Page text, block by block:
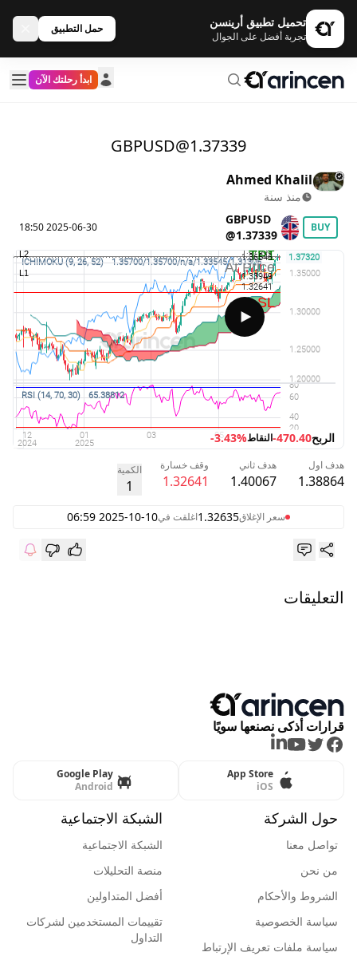
تحميل تطبيق أرينسن
تجربة أفضل على الجوال
حمل التطبيق
ابدأ رحلتك الآن
GBPUSD@1.37339
Ahmed Khalil
منذ سنة
BUY
GBPUSD
@1.37339
2025-06-30 18:50
الربح-470.40النقاط-3.43%
هدف اول
1.38864
هدف ثاني
1.40067
وقف خسارة
1.32641
الكمية
1
سعر الإغلاق1.32635اغلقت في2025-10-10 06:59
التعليقات
قرارات أذكى نصنعها سويًا
Facebook
Twitter
Youtube
LinkedIn
App Store
iOS
Google Play
Android
حول الشركة
تواصل معنا
من نحن
الشروط والأحكام
سياسة الخصوصية
سياسة ملفات تعريف الإرتباط
الشبكة الاجتماعية
الشبكة الاجتماعية
منصة التحليلات
أفضل المتداولين
تقييمات المستخدمين لشركات
التداول